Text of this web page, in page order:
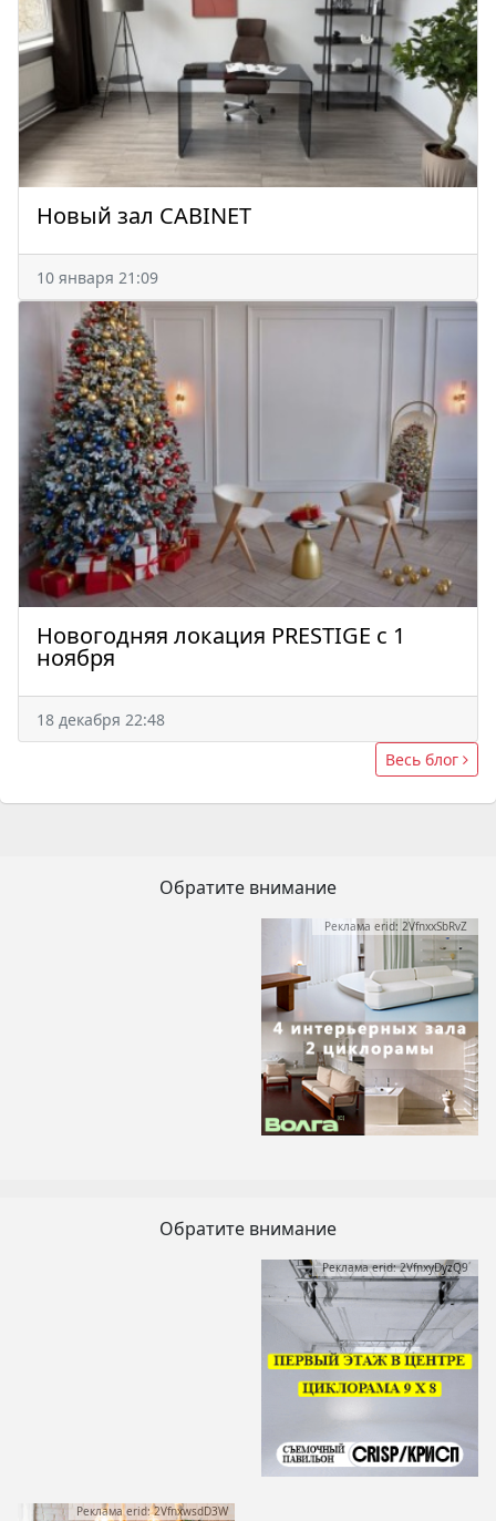
Новый зал CABINET
10 января 21:09
Новогодняя локация PRESTIGE c 1
ноября
18 декабря 22:48
Весь блог
Обратите внимание
Реклама erid: 2VfnxxSbRvZ
Обратите внимание
Реклама erid: 2VfnxyDyzQ9
Реклама erid: 2VfnxwsdD3W